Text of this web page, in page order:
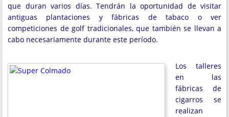
que duran varios días. Tendrán la oportunidad de visitar
antiguas plantaciones y fábricas de tabaco o ver
competiciones de golf tradicionales, que también se llevan a
cabo necesariamente durante este período.
Los talleres
en las
fábricas de
cigarros se
realizan